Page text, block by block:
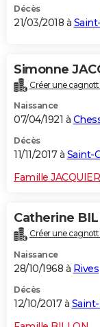
Décès
21/03/2018 à
Simonne
Créer une
Naissance
07/04/1921 à
Décès
11/11/2017 à Saint-
Famille JACQUIER
Catherine
Créer une
Naissance
28/10/1968 à Rives
Décès
12/10/2017 à